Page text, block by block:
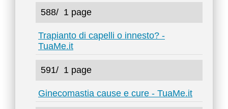
588/ 1 page
Trapianto di capelli o innesto? -
TuaMe.it
591/ 1 page
Ginecomastia cause e cure - TuaMe.it